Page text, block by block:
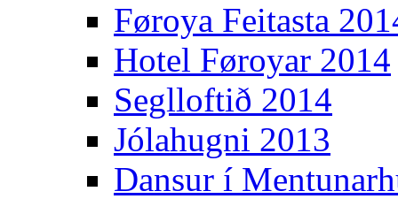
Føroya Feitasta
Hotel Føroyar 2014
Seglloftið 2014
Jólahugni 2013
Dansur í